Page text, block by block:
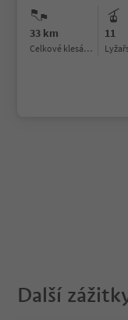
33 km
celkové klesání / stoupání
11
Další